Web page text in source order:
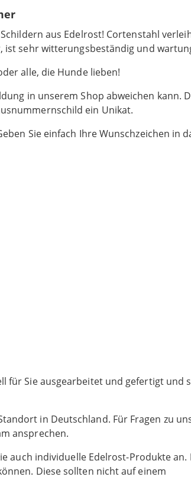
aus Edelrost! Cortenstahl
sehr witterungsbeständig und
alle, die Hunde lieben!
in unserem Shop abweichen kann.
ein Unikat.
Sie einfach Ihre Wunschzeichen in
für Sie ausgearbeitet und gefertigt und
in Deutschland. Für Fragen zu
ansprechen.
auch individuelle Edelrost-Produkte an.
Diese sollten nicht auf einem